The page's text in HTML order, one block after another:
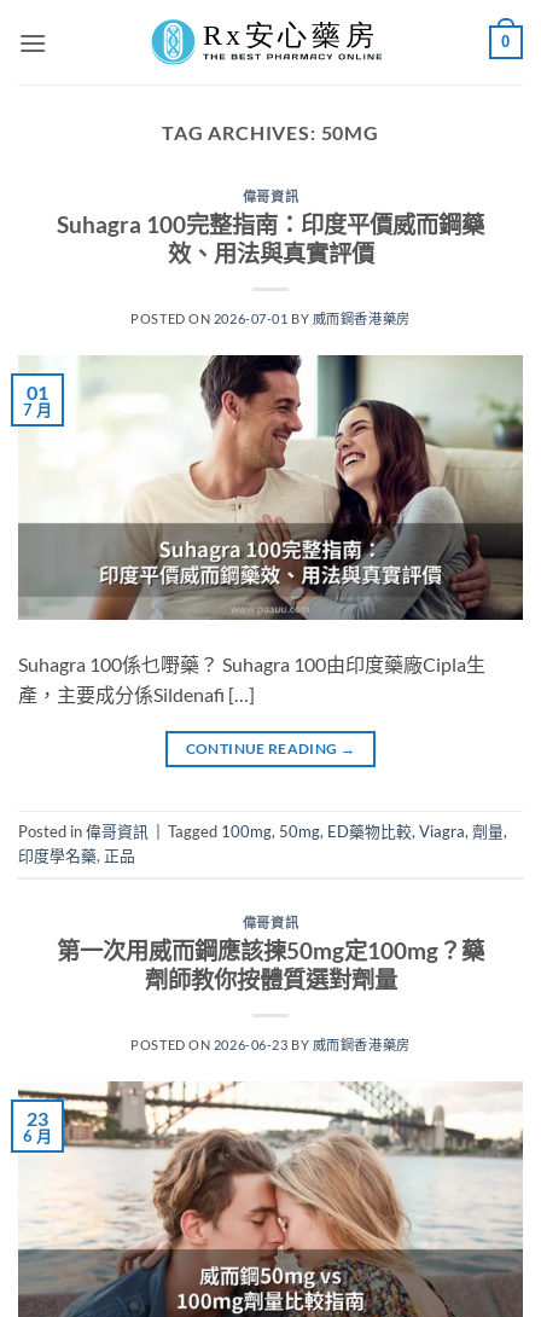
0
TAG ARCHIVES: 50MG
偉哥資訊
Suhagra 100完整指南：印度平價威而鋼藥
效、用法與真實評價
POSTED ON 2026-07-01 BY 威而鋼香港藥房
01
7 月
Suhagra 100係乜嘢藥？ Suhagra 100由印度藥廠Cipla生
產，主要成分係Sildenafi […]
CONTINUE READING →
Posted in偉哥資訊 Tagged 100mg, 50mg, ED藥物比較,Viagra,劑量,
印度學名藥, 正品
偉哥資訊
第一次用威而鋼應該揀50mg定100mg？藥
劑師教你按體質選對劑量
POSTED ON 2026-06-23 BY 威而鋼香港藥房
23
6 月